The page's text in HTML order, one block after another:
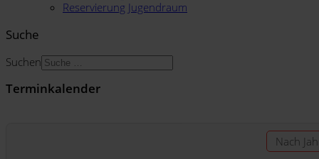
Reservierung Jugendraum
Suche
Suchen
Terminkalender
Nach